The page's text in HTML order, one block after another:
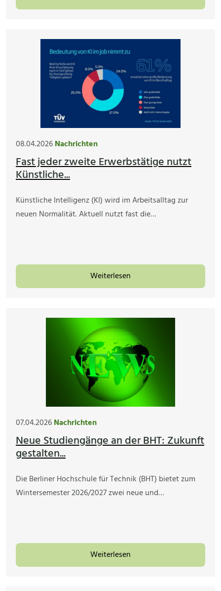
08.04.2026Nachrichten
Fast jeder zweite Erwerbstätige nutzt
Künstliche...
Künstliche Intelligenz (KI) wird im Arbeitsalltag zur
neuen Normalität. Aktuell nutzt fast die…
Weiterlesen
07.04.2026Nachrichten
Neue Studiengänge an der BHT: Zukunft
gestalten...
Die Berliner Hochschule für Technik (BHT) bietet zum
Wintersemester 2026/2027 zwei neue und…
Weiterlesen